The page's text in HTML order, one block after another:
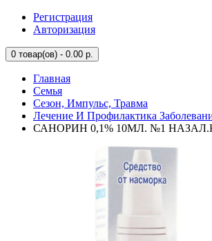
Регистрация
Авторизация
0 товар(ов) - 0.00 р.
Главная
Семья
Сезон, Импульс, Травма
Лечение И Профилактика
САНОРИН 0,1% 10МЛ. №1